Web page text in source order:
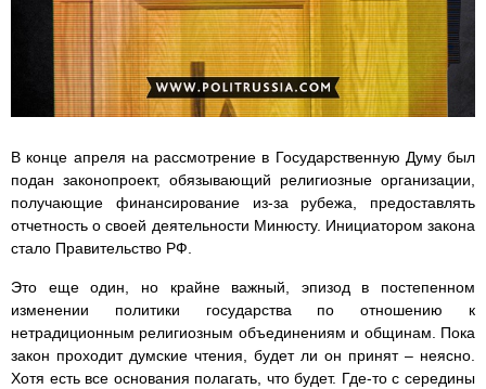
В конце апреля на рассмотрение в Государственную Думу был
подан законопроект, обязывающий религиозные организации,
получающие финансирование из-за рубежа, предоставлять
отчетность о своей деятельности Минюсту. Инициатором закона
стало Правительство РФ.
Это еще один, но крайне важный, эпизод в постепенном
изменении политики государства по отношению к
нетрадиционным религиозным объединениям и общинам. Пока
закон проходит думские чтения, будет ли он принят – неясно.
Хотя есть все основания полагать, что будет. Где-то с середины